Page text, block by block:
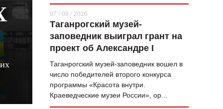
ЧЕЛОВЕК ОСОБЕННЫЙ
КУЛЬТ ЕДЫ
АФИША
ЖУРНАЛ
07 / 08 / 2026
Таганрогский музей-
заповедник выиграл грант на
проект об Александре I
Таганрогский музей-заповедник вошел в
число победителей второго конкурса
программы «Красота внутри.
Краеведческие музеи России», ор...